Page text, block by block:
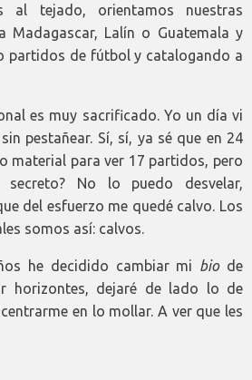
al tejado, orientamos nuestras
Madagascar, Lalín o Guatemala y
partidos de fútbol y catalogando a
es muy sacrificado. Yo un día vi
pestañear. Sí, sí, ya sé que en 24
material para ver 17 partidos, pero
No lo puedo desvelar,
del esfuerzo me quedé calvo. Los
somos así: calvos.
he decidido cambiar mi bio de
horizontes, dejaré de lado lo de
en lo mollar. A ver que les